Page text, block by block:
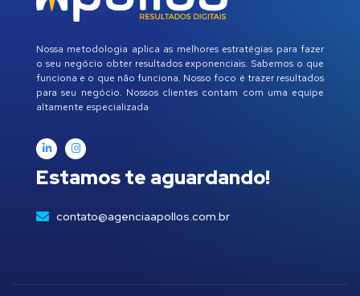
Nossa metodologia aplica as melhores estratégias para fazer
o seu negócio obter resultados exponenciais. Sabemos o que
funciona e o que não funciona. Nosso foco é trazer resultados
para seu negócio. Nossos clientes contam com uma equipe
altamente especializada
Estamos te aguardando!
contato@agenciaapollos.com.br